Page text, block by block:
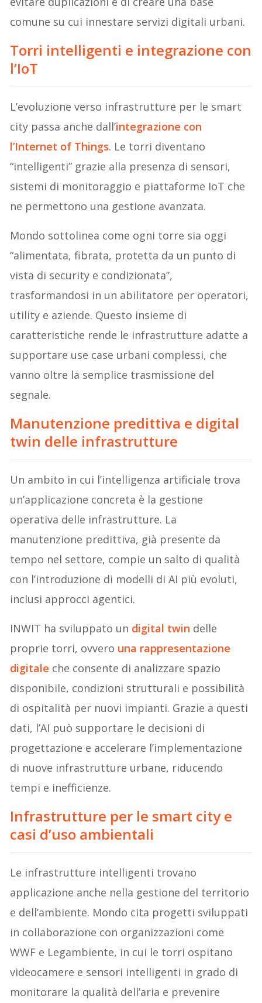
comune su cui innestare servizi digitali urbani.
Torri intelligenti e integrazione con
l’IoT
L’evoluzione verso infrastrutture per le smart
city passa anche dall’integrazione con
l’Internet of Things. Le torri diventano
“intelligenti” grazie alla presenza di sensori,
sistemi di monitoraggio e piattaforme IoT che
ne permettono una gestione avanzata.
Mondo sottolinea come ogni torre sia oggi
“alimentata, fibrata, protetta da un punto di
vista di security e condizionata”,
trasformandosi in un abilitatore per operatori,
utility e aziende. Questo insieme di
caratteristiche rende le infrastrutture adatte a
supportare use case urbani complessi, che
vanno oltre la semplice trasmissione del
segnale.
Manutenzione predittiva e digital
twin delle infrastrutture
Un ambito in cui l’intelligenza artificiale trova
un’applicazione concreta è la gestione
operativa delle infrastrutture. La
manutenzione predittiva, già presente da
tempo nel settore, compie un salto di qualità
con l’introduzione di modelli di AI più evoluti,
inclusi approcci agentici.
INWIT ha sviluppato un digital twin delle
proprie torri, ovvero una rappresentazione
digitale che consente di analizzare spazio
disponibile, condizioni strutturali e possibilità
di ospitalità per nuovi impianti. Grazie a questi
dati, l’AI può supportare le decisioni di
progettazione e accelerare l’implementazione
di nuove infrastrutture urbane, riducendo
tempi e inefficienze.
Infrastrutture per le smart city e
casi d’uso ambientali
Le infrastrutture intelligenti trovano
applicazione anche nella gestione del territorio
e dell’ambiente. Mondo cita progetti sviluppati
in collaborazione con organizzazioni come
WWF e Legambiente, in cui le torri ospitano
videocamere e sensori intelligenti in grado di
monitorare la qualità dell’aria e prevenire